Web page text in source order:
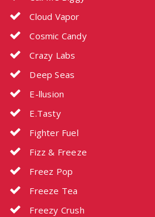
Cloud Vapor
Cosmic Candy
Crazy Labs
Deep Seas
E-llusion
E.Tasty
Fighter Fuel
Fizz & Freeze
Freez Pop
Freeze Tea
Freezy Crush